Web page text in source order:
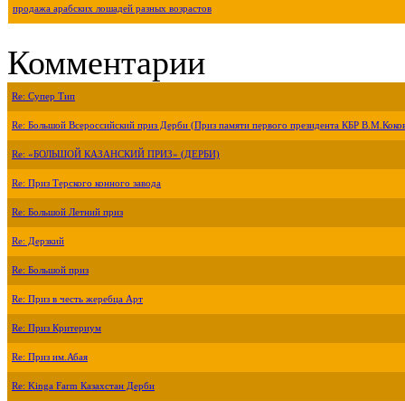
продажа арабских лошадей разных возрастов
Комментарии
Re: Супер Тип
Re: Большой Всероссийский приз Дерби (Приз памяти первого президента КБР
Re: «БОЛЬШОЙ КАЗАНСКИЙ ПРИЗ» (ДЕРБИ)
Re: Приз Терского конного завода
Re: Большой Летний приз
Re: Дерзкий
Re: Большой приз
Re: Приз в честь жеребца Арт
Re: Приз Критериум
Re: Приз им.Абая
Re: Kinga Farm Казахстан Дерби